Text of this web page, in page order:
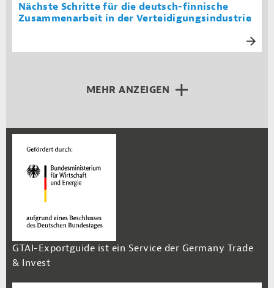
Nächste Schritte für die deutsch-finnische
Zusammenarbeit in der Verteidigungsindustrie
MEHR ANZEIGEN
GTAI-Exportguide ist ein Service der Germany Trade
& Invest